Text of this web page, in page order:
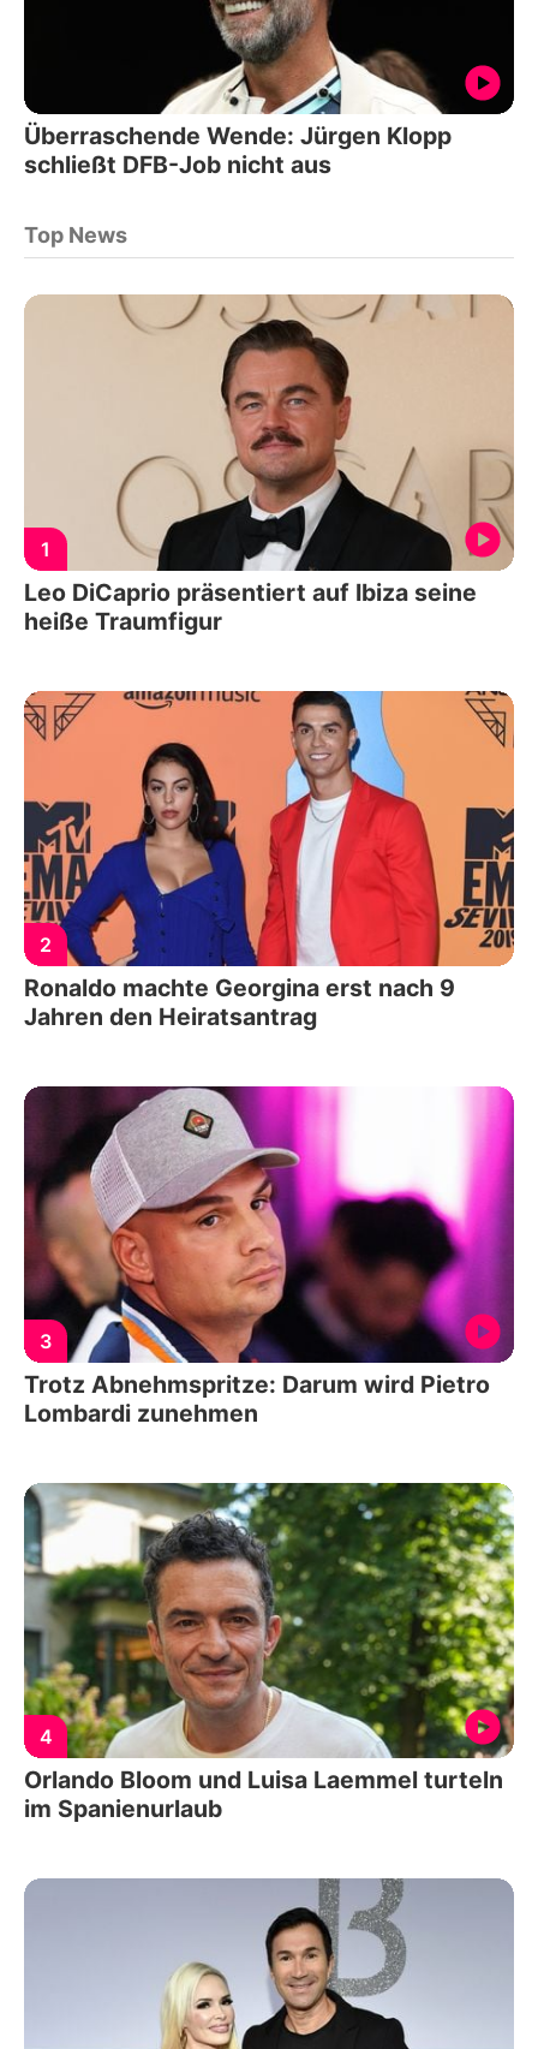
Überraschende Wende: Jürgen Klopp
schließt DFB-Job nicht aus
Top News
1
Leo DiCaprio präsentiert auf Ibiza seine
heiße Traumfigur
2
Ronaldo machte Georgina erst nach 9
Jahren den Heiratsantrag
3
Trotz Abnehmspritze: Darum wird Pietro
Lombardi zunehmen
4
Orlando Bloom und Luisa Laemmel turteln
im Spanienurlaub